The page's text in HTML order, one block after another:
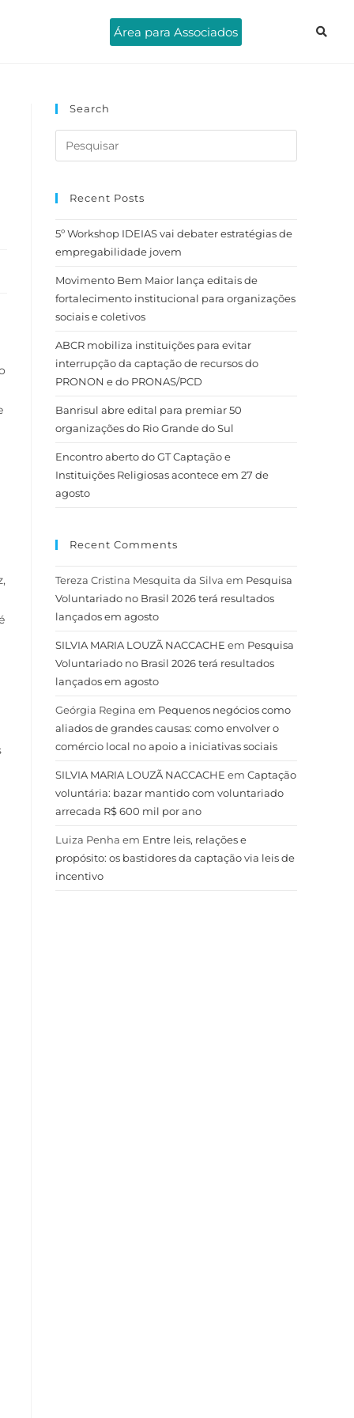
Área para Associados
Search
Recent Posts
5º Workshop IDEIAS vai debater estratégias de
empregabilidade jovem
Movimento Bem Maior lança editais de
fortalecimento institucional para organizações
sociais e coletivos
ABCR mobiliza instituições para evitar
interrupção da captação de recursos do
PRONON e do PRONAS/PCD
Banrisul abre edital para premiar 50
organizações do Rio Grande do Sul
Encontro aberto do GT Captação e
Instituições Religiosas acontece em 27 de
agosto
Recent Comments
Tereza Cristina Mesquita da Silva em Pesquisa
Voluntariado no Brasil 2026 terá resultados
lançados em agosto
SILVIA MARIA LOUZÃ NACCACHE em Pesquisa
Voluntariado no Brasil 2026 terá resultados
lançados em agosto
Geórgia Regina em Pequenos negócios como
aliados de grandes causas: como envolver o
comércio local no apoio a iniciativas sociais
SILVIA MARIA LOUZÃ NACCACHE em Captação
voluntária: bazar mantido com voluntariado
arrecada R$ 600 mil por ano
Luiza Penha em Entre leis, relações e
propósito: os bastidores da captação via leis de
incentivo